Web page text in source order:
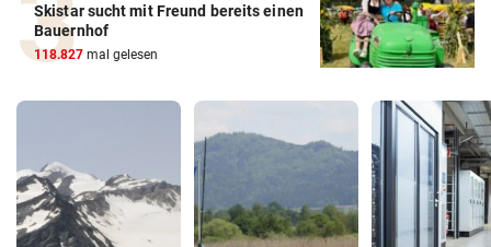
Skistar sucht mit Freund bereits einen
Bauernhof
118.827 mal gelesen